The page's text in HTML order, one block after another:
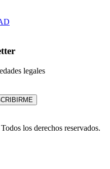
legales
los derechos reservados.